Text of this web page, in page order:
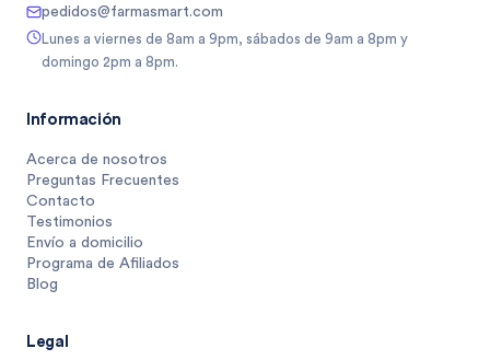
pedidos@farmasmart.com
Lunes a viernes de 8am a 9pm, sábados de 9am a 8pm y
domingo 2pm a 8pm.
Información
Acerca de nosotros
Preguntas Frecuentes
Contacto
Testimonios
Envío a domicilio
Programa de Afiliados
Blog
Legal